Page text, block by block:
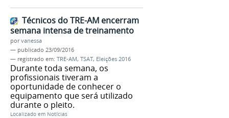
Técnicos do TRE-AM encerram
semana intensa de treinamento
porvanessa
— publicado 23/09/2016
— registrado em: TRE-AM, TSAT, Eleições 2016
Durante toda semana, os
profissionais tiveram a
oportunidade de conhecer o
equipamento que será utilizado
durante o pleito.
Localizado em Notícias